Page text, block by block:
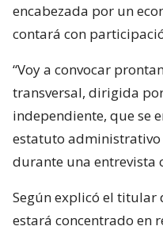
encabezada por un
contará con
“Voy a convocar
transversal, dirigida
independiente, que se
estatuto administrativo
durante una entrevista
Según explicó el titular
estará concentrado en